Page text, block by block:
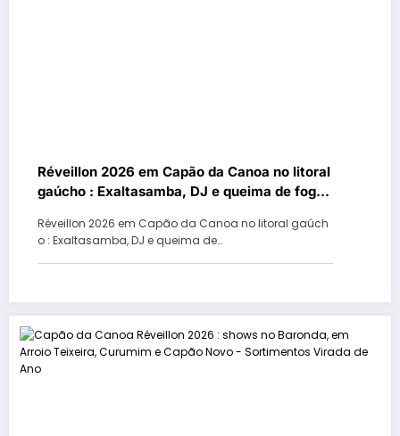
Réveillon 2026 em Capão da Canoa no litoral
gaúcho : Exaltasamba, DJ e queima de fogos
Réveillon 2026 em Capão da Canoa no litoral gaúch
o : Exaltasamba, DJ e queima de…